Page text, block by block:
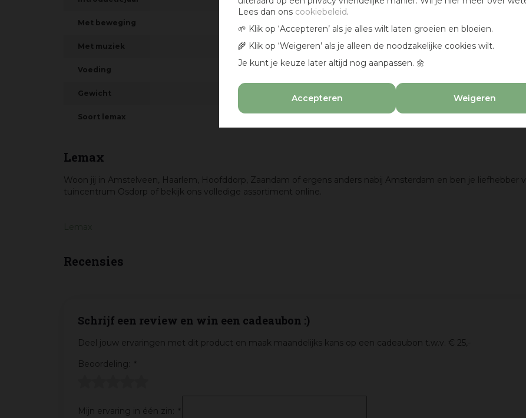
Lees dan ons cookiebeleid.
🌱 Klik op ‘Accepteren’ als je alles wilt laten groeien en bloeien.
🌾 Klik op ‘Weigeren’ als je alleen de noodzakelijke cookies wilt.
Je kunt je keuze later altijd nog aanpassen. 🌼
Accepteren Weigeren
Met beweging
Met muziek Nee
Voeding Batterijen 3xAA (excl.)
Gewicht 120 g
Soort lemax
Lemax
Woon jij in Amstelveen, Haarlem, Hoofddorp, Zaandam of ergens anders nabij Amsterdam en ben je liefhebber
tuincentrum Osdorp of bekijk ons volledige assortiment online.
Recensies
Schrijf een review en win een cadeaubon :)
Deel jouw ervaringen met dit product en maak maandelijks kans op een cadeaubon t.w.v. € 25,-
Beoordeling:
*
Mijn ervaring in één zin: *